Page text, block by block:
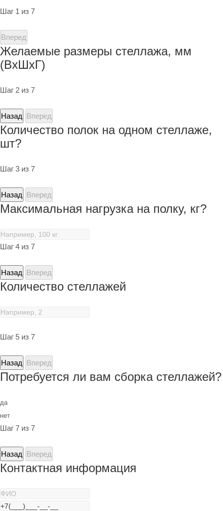
Шаг 1 из 7
Вперед
Желаемые размеры стеллажа, мм
(ВхШхГ)
Шаг 2 из 7
Назад Вперед
Количество полок на одном стеллаже,
шт?
Шаг 3 из 7
Назад Вперед
Максимальная нагрузка на полку, кг?
Шаг 4 из 7
Назад Вперед
Количество стеллажей
Шаг 5 из 7
Назад Вперед
Потребуется ли вам сборка стеллажей?
да
нет
Шаг 7 из 7
Назад Вперед
Контактная информация